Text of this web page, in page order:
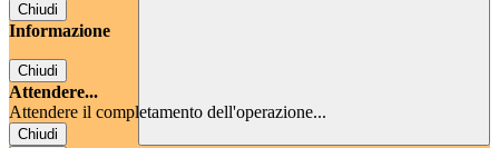
Chiudi
Informazione
Chiudi
Attendere...
Attendere il completamento dell'operazione...
Chiudi